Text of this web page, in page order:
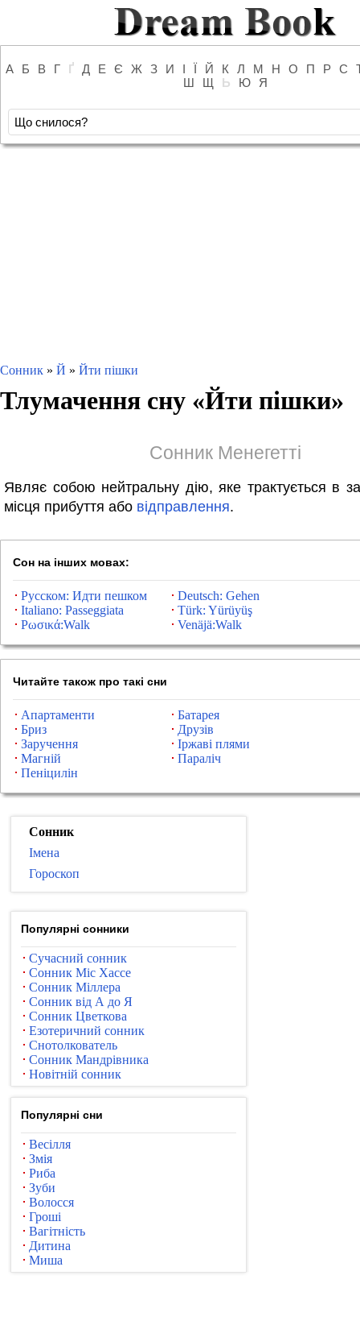
А Б В Г Ґ Д Е Є Ж З И І Ї Й К Л М Н О П Р С
Ш
Щ Ь Ю Я
Сонник » Й » Йти пішки
Тлумачення сну «Йти пішки»
Сонник Менегетті
Являє собою нейтральну дію, яке трактується в
місця прибуття або відправлення.
Сон на інших мовах:
Русском: Идти пешком
Deutsch: Gehen
Italiano: Passeggiata
Türk: Yürüyüş
Ρωσικά:Walk
Venäjä:Walk
Читайте також про такі сни
Апартаменти
Батарея
Бриз
Друзів
Заручення
Іржаві плями
Магній
Параліч
Пеніцилін
Сонник
Імена
Гороскоп
Популярні сонники
Сучасний сонник
Сонник Міс Хассе
Сонник Міллера
Сонник від А до Я
Сонник Цветкова
Езотеричний сонник
Снотолкователь
Сонник Мандрівника
Новітній сонник
Популярні сни
Весілля
Змія
Риба
Зуби
Волосся
Гроші
Вагітність
Дитина
Миша